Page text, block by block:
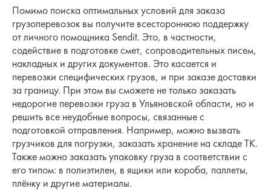
Помимо поиска оптимальных условий для заказа
грузоперевозок вы получите всестороннюю поддержку
от личного помощника Sendit. Это, в частности,
содействие в подготовке смет, сопроводительных писем,
накладных и других документов. Это касается и
перевозки специфических грузов, и при заказе доставки
за границу. При этом вы сможете не только заказать
недорогие перевозки груза в Ульяновской области, но и
решить все неудобные вопросы, связанные с
подготовкой отправления. Например, можно вызвать
грузчиков для погрузки, заказать хранение на складе ТК.
Также можно заказать упаковку груза в соответствии с
его типом: в полиэтилен, в ящики или короба, паллеты,
плёнку и другие материалы.